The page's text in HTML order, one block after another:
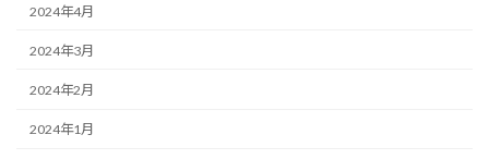
2024年4月
2024年3月
2024年2月
2024年1月